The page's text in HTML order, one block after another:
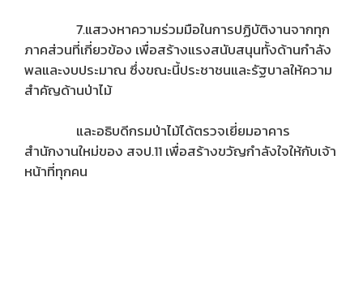
7.แสวงหาความร่วมมือในการปฏิบัติงานจากทุก
ภาคส่วนที่เกี่ยวข้อง เพื่อสร้างแรงสนับสนุนทั้งด้านกำลัง
พลและงบประมาณ ซึ่งขณะนี้ประชาชนและรัฐบาลให้ความ
สำคัญด้านป่าไม้
และอธิบดีกรมป่าไม้ได้ตรวจเยี่ยมอาคาร
สำนักงานใหม่ของ สจป.11 เพื่อสร้างขวัญกำลังใจให้กับเจ้า
หน้าที่ทุกคน